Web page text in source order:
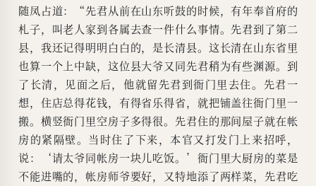
随凤占道：“先君从前在山东听鼓的时候，有年奉首府的
札子，叫老人家到各属去查一件什么事情。先君到了第二
县，我还记得明明白白的，是长清县。这长清在山东省里
也算一个上中缺，这位县大爷又同先君稍为有些渊源。到
了长清，见面之后，他就留先君到衙门里去住。先君一
想，住店总得花钱，有得省乐得省，就把铺盖往衙门里一
搬。横竖衙门里空房子多得很。先君住的那间屋子就在帐
房的紧隔壁。当时住了下来，本官又打发门上来招呼，
说：‘请太爷同帐房一块儿吃饭。’衙门里大厨房的菜是
不能进嘴的，帐房师爷要好，又特地添了两样菜，先君吃